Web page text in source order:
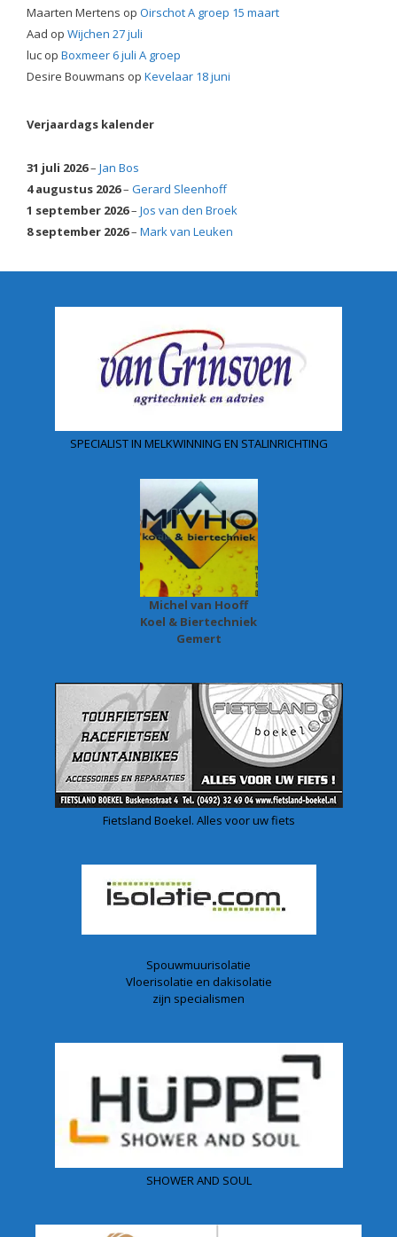
Maarten Mertens op Oirschot A groep 15 maart
Aad op Wijchen 27 juli
luc op Boxmeer 6 juli A groep
Desire Bouwmans op Kevelaar 18 juni
Verjaardags kalender
31 juli 2026– Jan Bos
4 augustus 2026– Gerard Sleenhoff
1 september 2026– Jos van den Broek
8 september 2026– Mark van Leuken
SPECIALIST IN MELKWINNING EN STALINRICHTING
Michel van Hooff
Koel & Biertechniek
Gemert
Fietsland Boekel. Alles voor uw fiets
Spouwmuurisolatie
Vloerisolatie en dakisolatie
zijn specialismen
SHOWER AND SOUL